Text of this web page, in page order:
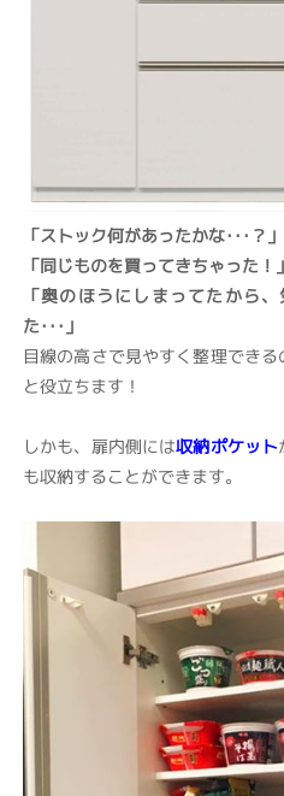
「ストック何があったかな･･･？」
「同じものを買ってきちゃった！」
「奥のほうにしまってたから
た･･･」
目線の高さで見やすく整理できる
と役立ちます！
しかも、扉内側には収納ポケット
も収納することができます。